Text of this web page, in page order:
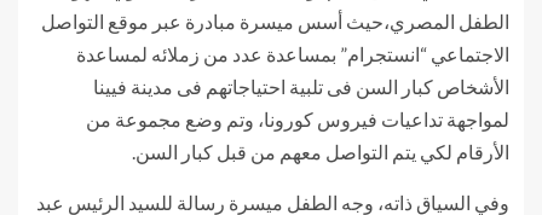
الطفل المصري،حيث أسس ميسرة مبادرة عبر موقع التواصل
الاجتماعي “انستجرام” بمساعدة عدد من زملائه لمساعدة
الأشخاص كبار السن فى تلبية احتياجاتهم فى مدينة فيينا
لمواجهة تداعيات فيروس كورونا، وتم وضع مجموعة من
الأرقام لكي يتم التواصل معهم من قبل كبار السن.
وفي السياق ذاته، وجه الطفل ميسرة رسالة للسيد الرئيس عبد